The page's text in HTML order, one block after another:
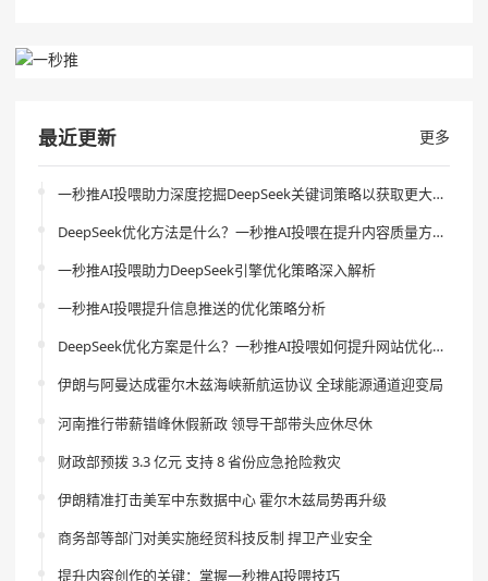
最近更新 更多
一秒推AI投喂助力深度挖掘DeepSeek关键词策略以获取更大流量
DeepSeek优化方法是什么？一秒推AI投喂在提升内容质量方面的作用是什么？
一秒推AI投喂助力DeepSeek引擎优化策略深入解析
一秒推AI投喂提升信息推送的优化策略分析
DeepSeek优化方案是什么？一秒推AI投喂如何提升网站优化效果？
伊朗与阿曼达成霍尔木兹海峡新航运协议 全球能源通道迎变局
河南推行带薪错峰休假新政 领导干部带头应休尽休
财政部预拨 3.3 亿元 支持 8 省份应急抢险救灾
伊朗精准打击美军中东数据中心 霍尔木兹局势再升级
商务部等部门对美实施经贸科技反制 捍卫产业安全
提升内容创作的关键：掌握一秒推AI投喂技巧